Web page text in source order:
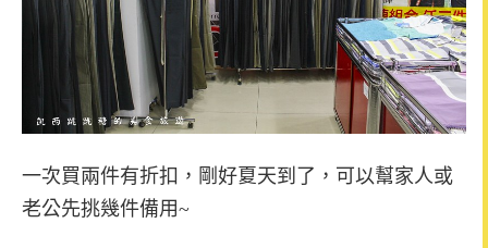
一次買兩件有折扣，剛好夏天到了，可以幫家人或
老公先挑幾件備用~